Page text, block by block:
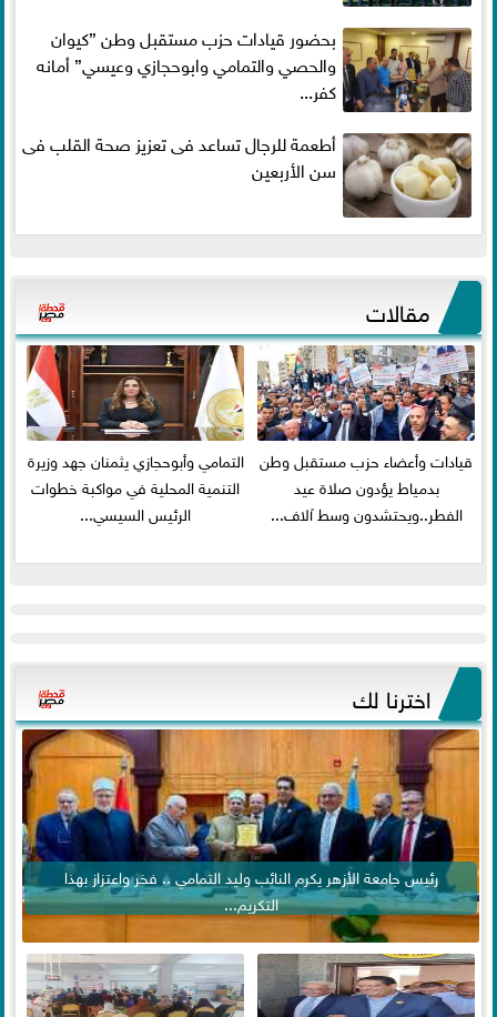
بحضور قيادات حزب مستقبل وطن ”كيوان
والحصي والتمامي وابوحجازي وعيسي” أمانه
كفر...
أطعمة للرجال تساعد فى تعزيز صحة القلب فى
سن الأربعين
مقالات
قيادات وأعضاء حزب مستقبل وطن
بدمياط يؤدون صلاة عيد
الفطر..ويحتشدون وسط آلاف...
التمامي وأبوحجازي يثمنان جهد وزيرة
التنمية المحلية في مواكبة خطوات
الرئيس السيسي...
اخترنا لك
رئيس جامعة الأزهر يكرم النائب وليد التمامي .. فخر واعتزاز بهذا
التكريم...